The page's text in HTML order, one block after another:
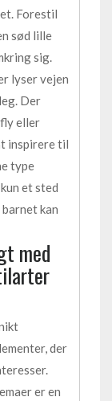
Forestil
sød lille
sig.
lyser vejen
Der
eller
inspirere til
type
et sted
kan
med
der
er en